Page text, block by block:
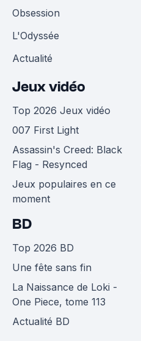
Obsession
L'Odyssée
Actualité
Jeux vidéo
Top 2026 Jeux vidéo
007 First Light
Assassin's Creed: Black
Flag - Resynced
Jeux populaires en ce
moment
BD
Top 2026 BD
Une fête sans fin
La Naissance de Loki -
One Piece, tome 113
Actualité BD